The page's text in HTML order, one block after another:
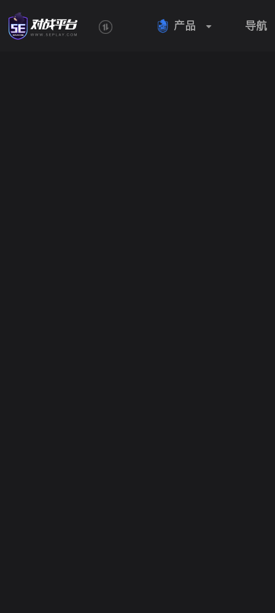
 产品 导航